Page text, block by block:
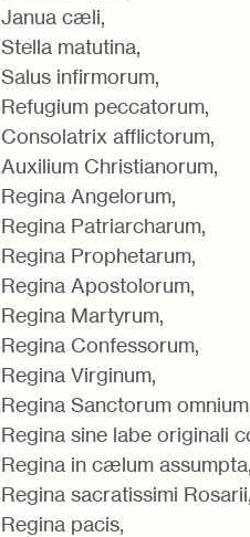
Janua cæli,
Stella matutina,
Salus infirmorum,
Refugium peccatorum,
Consolatrix afflictorum,
Auxilium Christianorum,
Regina Angelorum,
Regina Patriarcharum,
Regina Prophetarum,
Regina Apostolorum,
Regina Martyrum,
Regina Confessorum,
Regina Virginum,
Regina Sanctorum
Regina sine labe originali
Regina in cælum assumpta,
Regina sacratissimi Rosarii,
Regina pacis,